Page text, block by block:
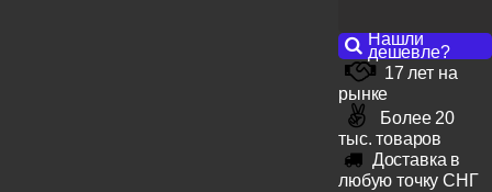
Нашли
дешевле?
17 лет на
рынке
Более 20
тыс. товаров
Доставка в
любую точку СНГ